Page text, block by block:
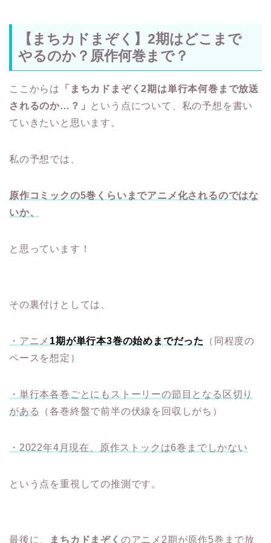
【まちカドまぞく】2期はどこまで
やるのか？原作何巻まで？
ここからは
「まちカドまぞく2期は単行本何巻まで放送
されるのか…？」
という点について、私の予想を書い
ていきたいと思います。
私の予想では、
原作コミックの5巻くらいまでアニメ化されるのではな
いか、
と思っています！
その裏付けとしては、
・アニメ 1期が単行本3巻の始めまでだった
（同程度の
ペースを想定）
・単行本各巻ごとにもストーリーの節目となる区切り
がある
（各巻終盤で前半の伏線を回収しがち）
・2022年4月現在、原作ストックは6巻までしかない
という点を重視しての推測です。
最後に、 まちカドまぞく のアニメ2期が原作5巻まで放